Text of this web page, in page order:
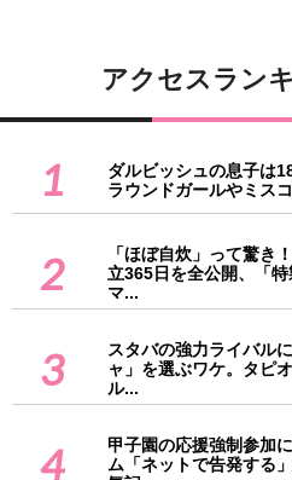
アクセスラン
1
ダルビッシュの息子は
ラウンドガールやミス
2
「ほぼ自炊」って驚き
立365日を全公開、「
マ...
3
スタバの強力ライバル
ャ」を選ぶワケ。タピ
ル...
4
甲子園の応援強制参加
ム「ネットで告発する